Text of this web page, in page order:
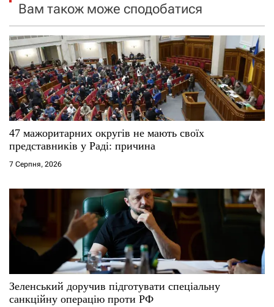
а
п
и
с
і
в
Вам також може сподобатися
47 мажоритарних округів не мають своїх
представників у Раді: причина
7 Серпня, 2026
Зеленський доручив підготувати спеціальну
санкційну операцію проти РФ